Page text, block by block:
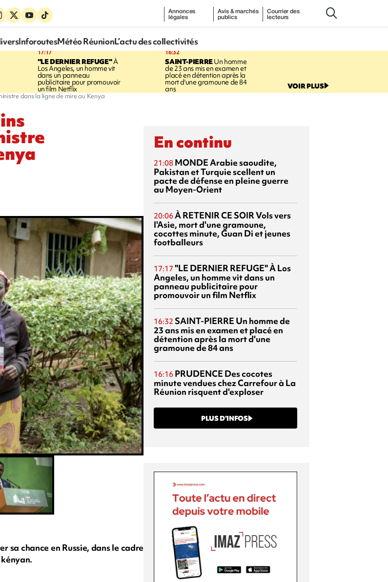
Annonces
légales
Avis & marchés
publics
Courrier des
lecteurs
InforoutesMétéo RéunionL’actu des collectivités
17:17
"LE DERNIER REFUGE"À
Los Angeles, un homme vit
dans un panneau
publicitaire pour promouvoir
un film Netflix
16:32
SAINT-PIERREUn homme
de 23 ans mis en examen et
placé en détention après la
mort d'une gramoune de 84
ans VOIR PLUS
dans la ligne de mire au Kenya
sa chance en Russie, dans le cadre
En continu
21:08 MONDEArabie saoudite,
Pakistan et Turquie scellent un
pacte de défense en pleine guerre
au Moyen-Orient
20:06À RETENIR CE SOIRVols vers
l'Asie, mort d'une gramoune,
cocottes minute, Guan Di et jeunes
footballeurs
17:17 "LE DERNIER REFUGE"À Los
Angeles, un homme vit dans un
panneau publicitaire pour
promouvoir un film Netflix
16:32 SAINT-PIERRE Un homme de
23 ans mis en examen et placé en
détention après la mort d'une
gramoune de 84 ans
16:16 PRUDENCE Des cocotes
minute vendues chez Carrefour à La
Réunion risquent d'exploser
PLUS D’INFOS